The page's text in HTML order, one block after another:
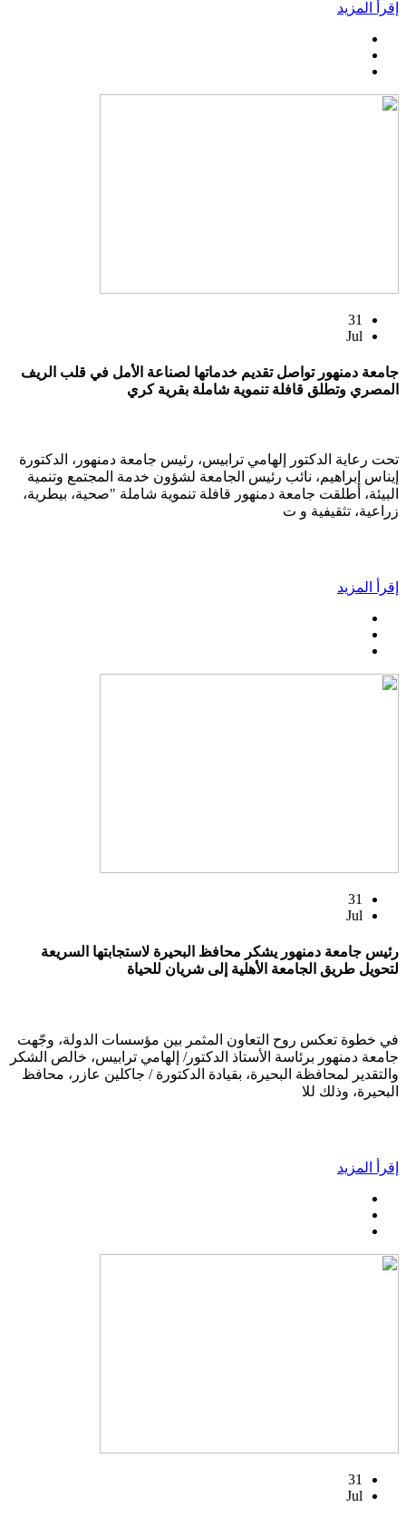
إقرأ المزيد
31
Jul
جامعة دمنهور تواصل تقديم خدماتها لصناعة الأمل في قلب الريف
المصري وتطلق قافلة تنموية شاملة بقرية كري
تحت رعاية الدكتور إلهامي ترابيس، رئيس جامعة دمنهور، الدكتورة
إيناس إبراهيم، نائب رئيس الجامعة لشؤون خدمة المجتمع وتنمية
البيئة، أطلقت جامعة دمنهور قافلة تنموية شاملة "صحية، بيطرية،
زراعية، تثقيفية و ت
إقرأ المزيد
31
Jul
رئيس جامعة دمنهور يشكر محافظ البحيرة لاستجابتها السريعة
لتحويل طريق الجامعة الأهلية إلى شريان للحياة
في خطوة تعكس روح التعاون المثمر بين مؤسسات الدولة، وجّهت
جامعة دمنهور برئاسة الأستاذ الدكتور/ إلهامي ترابيس، خالص الشكر
والتقدير لمحافظة البحيرة، بقيادة الدكتورة / جاكلين عازر، محافظ
البحيرة، وذلك للا
إقرأ المزيد
31
Jul